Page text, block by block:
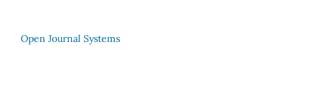
Open Journal Systems